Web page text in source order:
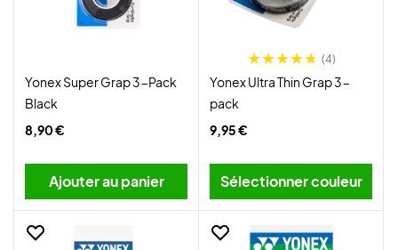
Yonex Super Grap 3-Pack
Black
8,90 €
Ajouter au panier
(4)
Yonex Ultra Thin Grap 3-
pack
9,95 €
Sélectionner couleur